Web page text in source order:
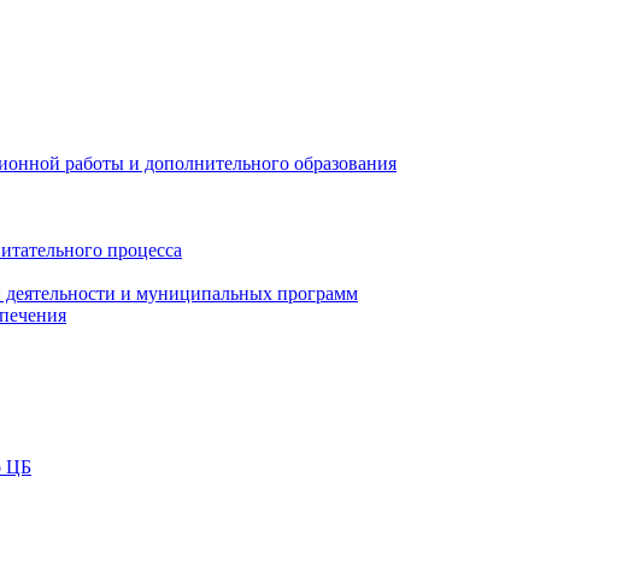
работы и дополнительного образования
процесса
и муниципальных программ
ЦБ